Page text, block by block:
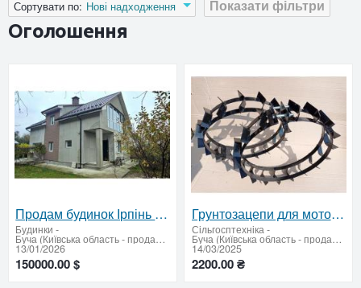
Показати фільтри
Сортувати по: Нові надходження
Оголошення
Продам будинок Ірпінь Стоянка-2, 163кв+7соток, без%
Будинки -
Буча (Київська область - продати купити)
13/01/2026
150000.00 $
Грунтозацепи для мотоблоків на колеса R10-R16
Сільгосптехніка-
Буча (Київська область - продати купити)
14/03/2025
2200.00 ₴